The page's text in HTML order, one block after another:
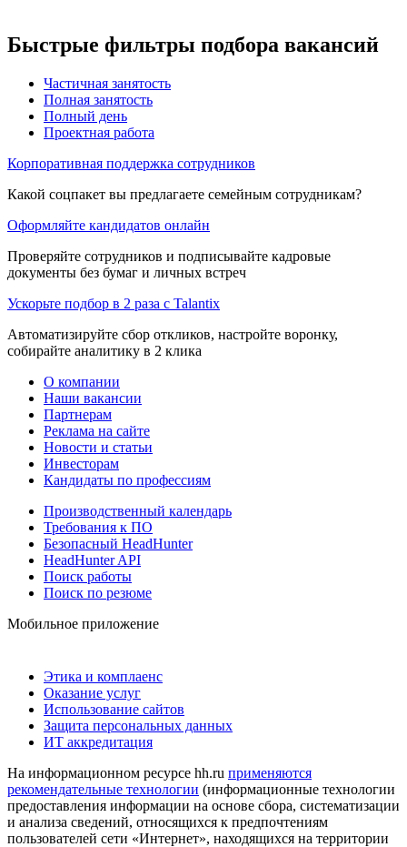
Быстрые фильтры подбора вакансий
Частичная занятость
Полная занятость
Полный день
Проектная работа
Корпоративная поддержка сотрудников
Какой соцпакет вы предлагаете семейным сотрудникам?
Оформляйте кандидатов онлайн
Проверяйте сотрудников и подписывайте кадровые
документы без бумаг и личных встреч
Ускорьте подбор в 2 раза с Talantix
Автоматизируйте сбор откликов, настройте воронку,
собирайте аналитику в 2 клика
О компании
Наши вакансии
Партнерам
Реклама на сайте
Новости и статьи
Инвесторам
Кандидаты по профессиям
Производственный календарь
Требования к ПО
Безопасный HeadHunter
HeadHunter API
Поиск работы
Поиск по резюме
Мобильное приложение
Этика и комплаенс
Оказание услуг
Использование сайтов
Защита персональных данных
ИТ аккредитация
На информационном ресурсе hh.ru применяются
рекомендательные технологии (информационные технологии
предоставления информации на основе сбора, систематизации
и анализа сведений, относящихся к предпочтениям
пользователей сети «Интернет», находящихся на территории